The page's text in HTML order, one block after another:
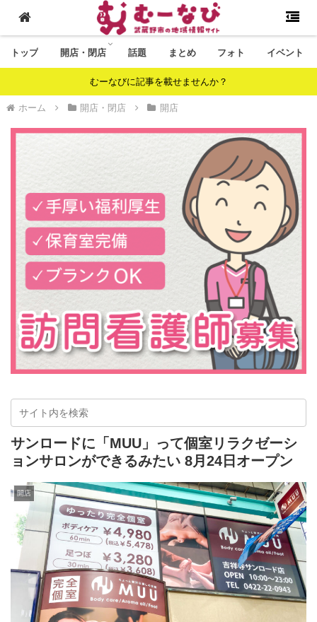
トップ 開店・閉店 話題 まとめ フォト イベント
むーなびに記事を載せませんか？
ホーム 開店・閉店 開店
サンロードに「MUU」って個室リラクゼーシ
ョンサロンができるみたい 8月24日オープン
開店